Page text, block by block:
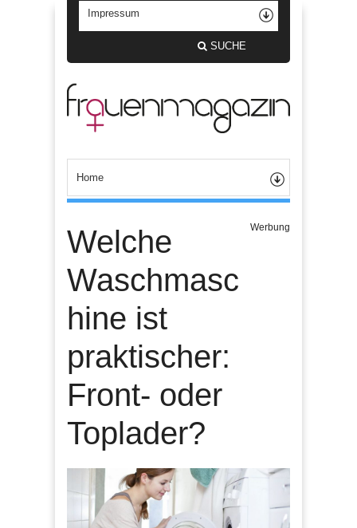
SUCHE
Welche
Waschmasc
hine ist
praktischer:
Front- oder
Toplader?
Werbung